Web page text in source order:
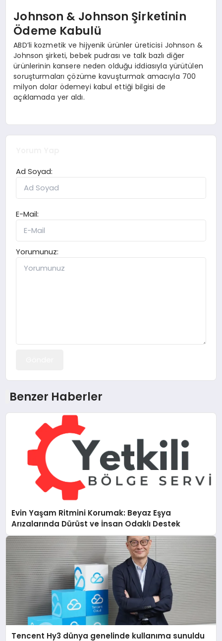
Johnson & Johnson Şirketinin
Ödeme Kabulü
ABD’li kozmetik ve hijyenik ürünler üreticisi Johnson &
Johnson şirketi, bebek pudrası ve talk bazlı diğer
ürünlerinin kansere neden olduğu iddiasıyla yürütülen
soruşturmaları çözüme kavuşturmak amacıyla 700
milyon dolar ödemeyi kabul ettiği bilgisi de
açıklamada yer aldı.
Ad Soyad:
E-Mail:
Yorumunuz:
Benzer Haberler
Evin Yaşam Ritmini Korumak: Beyaz Eşya
Arızalarında Dürüst ve İnsan Odaklı Destek
Tencent Hy3 dünya genelinde kullanıma sunuldu